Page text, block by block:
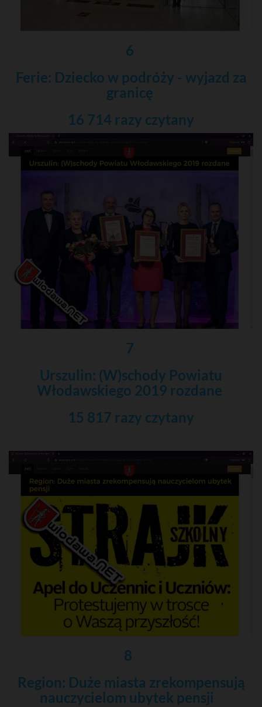
6
Ferie: Dziecko w podróży - wyjazd za
granicę
16 714 razy czytany
7
Urszulin: (W)schody Powiatu
Włodawskiego 2019 rozdane
15 817 razy czytany
8
Region: Duże miasta zrekompensują
nauczycielom ubytek pensji